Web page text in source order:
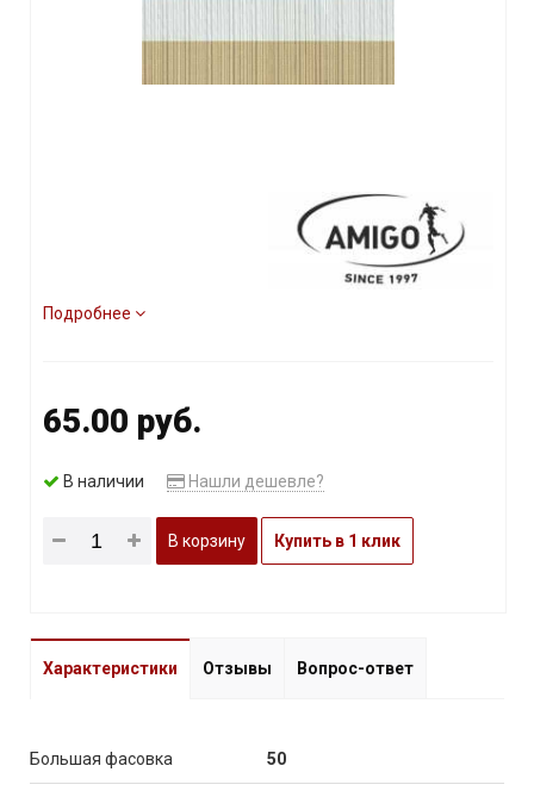
Подробнее
65.00 руб.
В наличии Нашли дешевле?
В корзину Купить в 1 клик
Характеристики Отзывы Вопрос-ответ
Большая фасовка 50